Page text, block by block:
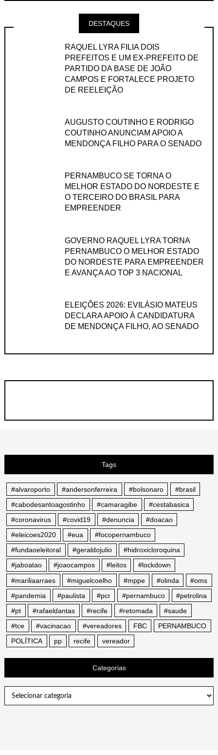
DESTAQUES
RAQUEL LYRA FILIA DOIS
PREFEITOS E UM EX-PREFEITO DE
PARTIDO DA BASE DE JOÃO
CAMPOS E FORTALECE PROJETO
DE REELEIÇÃO
AUGUSTO COUTINHO E RODRIGO
COUTINHO ANUNCIAM APOIO A
MENDONÇA FILHO PARA O SENADO
PERNAMBUCO SE TORNA O
MELHOR ESTADO DO NORDESTE E
O TERCEIRO DO BRASIL PARA
EMPREENDER
GOVERNO RAQUEL LYRA TORNA
PERNAMBUCO O MELHOR ESTADO
DO NORDESTE PARA EMPREENDER
E AVANÇA AO TOP 3 NACIONAL
ELEIÇÕES 2026: EVILÁSIO MATEUS
DECLARA APOIO À CANDIDATURA
DE MENDONÇA FILHO, AO SENADO
Tags
#alvaroporto #andersonferreira #bolsonaro
#brasil
#cabodesantoagostinho
#camaragibe
#cestabasica
#coronavirus
#covid19 #denuncia
#doacao
#eleicoes2020
#eua
#focopernambuco
#fundaoeleitoral
#geraldojulio
#hidroxicloroquina
#jaboatao
#joaocampos #leitos
#lockdown
#mariliaarraes
#miguelcoelho #mppe #olinda
#oms
#pandemia
#paulista #pcr #pernambuco
#petrolina
#pt
#rafaeldantas #recife #retomada
#saude
#tce
#vacinacao #vereadores FBC
PERNAMBUCO
POLÍTICA
pp recife vereador
Categorias